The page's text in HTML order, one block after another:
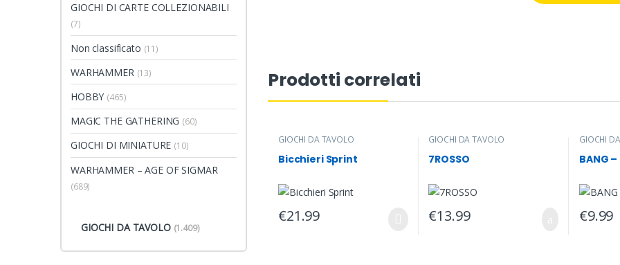
Prodotti correlati
GIOCHI DA TAVOLO
Bicchieri Sprint
€21.99
GIOCHI DA TAVOLO
7ROSSO
€13.99
GIOCHI
BANG –
€9.99
GIOCHI DI CARTE COLLEZIONABILI
(7)
Non classificato (11)
WARHAMMER (13)
HOBBY (465)
MAGIC THE GATHERING (60)
GIOCHI DI MINIATURE (10)
WARHAMMER – AGE OF SIGMAR
(689)
GIOCHI DA TAVOLO (1.409)